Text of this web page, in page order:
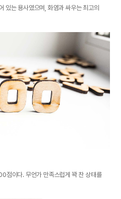
있는 용사였으며, 화염과 싸우는 최고의
점이다. 무언가 만족스럽게 꽉 찬 상태를